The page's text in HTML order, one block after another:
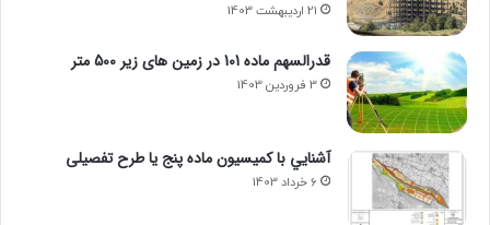
21 اردیبهشت 1403
قدرالسهم ماده 101 در زمین های زیر 500 متر
3 فروردین 1403
آشنايي با كميسيون ماده پنج یا طرح تفصیلی
6 خرداد 1403